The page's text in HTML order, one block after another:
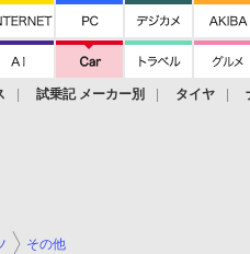
試乗記 メーカー別 タイヤ
その他